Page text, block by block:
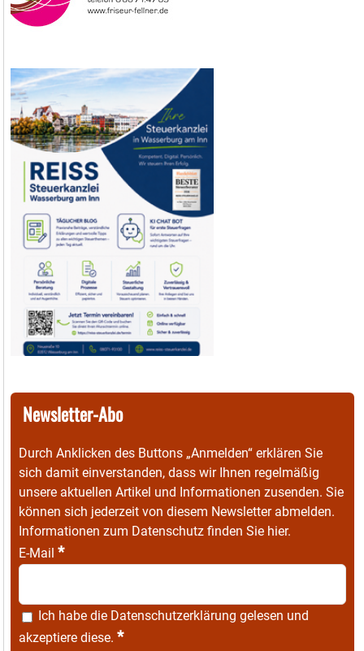
Newsletter-Abo
Durch Anklicken des Buttons „Anmelden“ erklären Sie
sich damit einverstanden, dass wir Ihnen regelmäßig
unsere aktuellen Artikel und Informationen zusenden. Sie
können sich jederzeit von diesem Newsletter abmelden.
Informationen zum Datenschutz finden Sie hier.
E-Mail *
Ich habe die Datenschutzerklärung gelesen und
akzeptiere diese. *